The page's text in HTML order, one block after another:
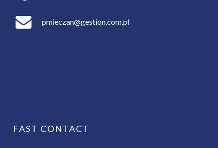
pmieczan@gestion.com.pl
FAST CONTACT